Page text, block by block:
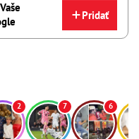
Pridať
2 7 6